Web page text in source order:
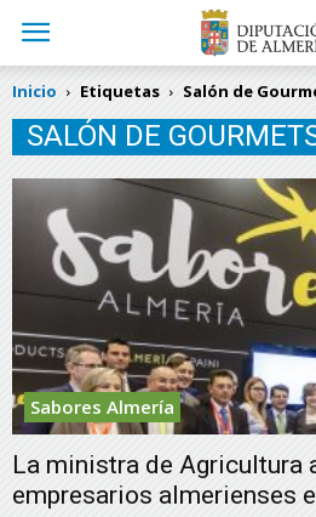
Inicio Etiquetas Salón de
SALÓN DE
Sabores Almería
La ministra de Agricultura
empresarios almerienses